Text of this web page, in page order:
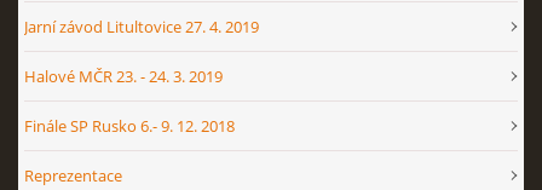
Jarní závod Litultovice 27. 4. 2019
Halové MČR 23. - 24. 3. 2019
Finále SP Rusko 6.- 9. 12. 2018
Reprezentace